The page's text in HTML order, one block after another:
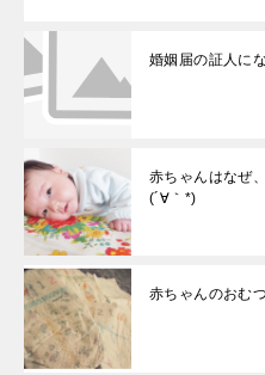
婚姻届の証人に
赤ちゃんはなぜ
(´∀｀*)
赤ちゃんのおむ